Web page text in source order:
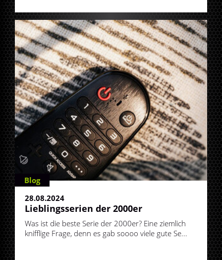
Blog
28.08.2024
Lieblingsserien der 2000er
Was ist die beste Serie der 2000er? Eine ziemlich
knifflige Frage, denn es gab soooo viele gute Se...